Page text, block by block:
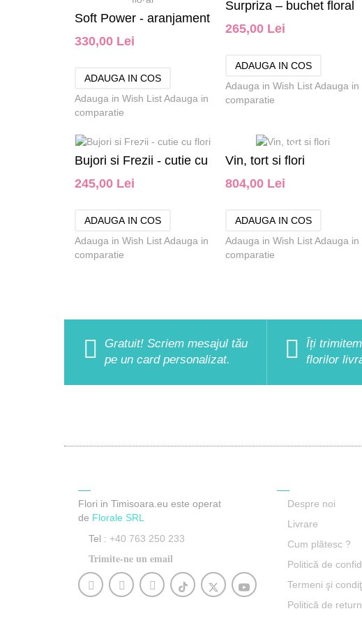
Soft Power - aranjament
floral
330,00 Lei
Adauga in Wish ListAdauga in
comparatie
Surpriza – buchet floral
265,00 Lei
Adauga in Wish List Adauga in
comparatie
Bujori si Frezii - cutie cu
flori
245,00 Lei
Adauga in Wish ListAdauga in
comparatie
Vin, tort si flori
804,00 Lei
Adauga in Wish List Adauga in
comparatie
Gratuit! Scriem mesajul tău
pe un card personalizat.
Îți
florilor
Flori in Timisoara.eu este operat
de Florale SRL
Tel : +40 763 250 233
Trimite-ne un email
Despre noi
Livrare
Cum plătesc ?
Politică de
Termeni şi
Politică de